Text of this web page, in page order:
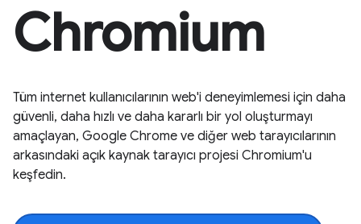
Chromium
Tüm internet kullanıcılarının web'i deneyimlemesi için daha
güvenli, daha hızlı ve daha kararlı bir yol oluşturmayı
amaçlayan, Google Chrome ve diğer web tarayıcılarının
arkasındaki açık kaynak tarayıcı projesi Chromium'u
keşfedin.